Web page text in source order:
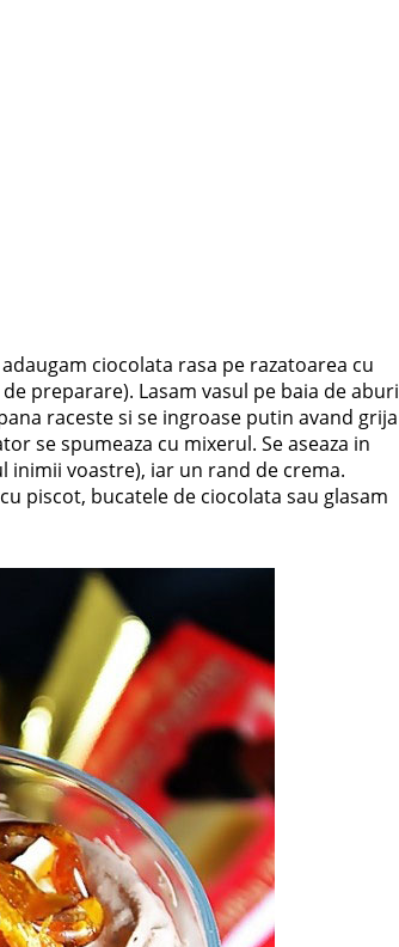
ciocolata rasa pe razatoarea cu
preparare). Lasam vasul pe baia de aburi
raceste si se ingroase putin avand grija
se spumeaza cu mixerul. Se aseaza in
inimii voastre), iar un rand de crema.
piscot, bucatele de ciocolata sau glasam